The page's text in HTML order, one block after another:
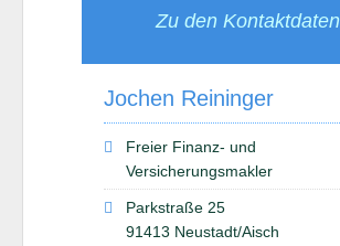
Zu den Kontaktdaten
Jochen Reininger
Freier Finanz- und
Versicherungsmakler
Parkstraße 25
91413 Neustadt/Aisch